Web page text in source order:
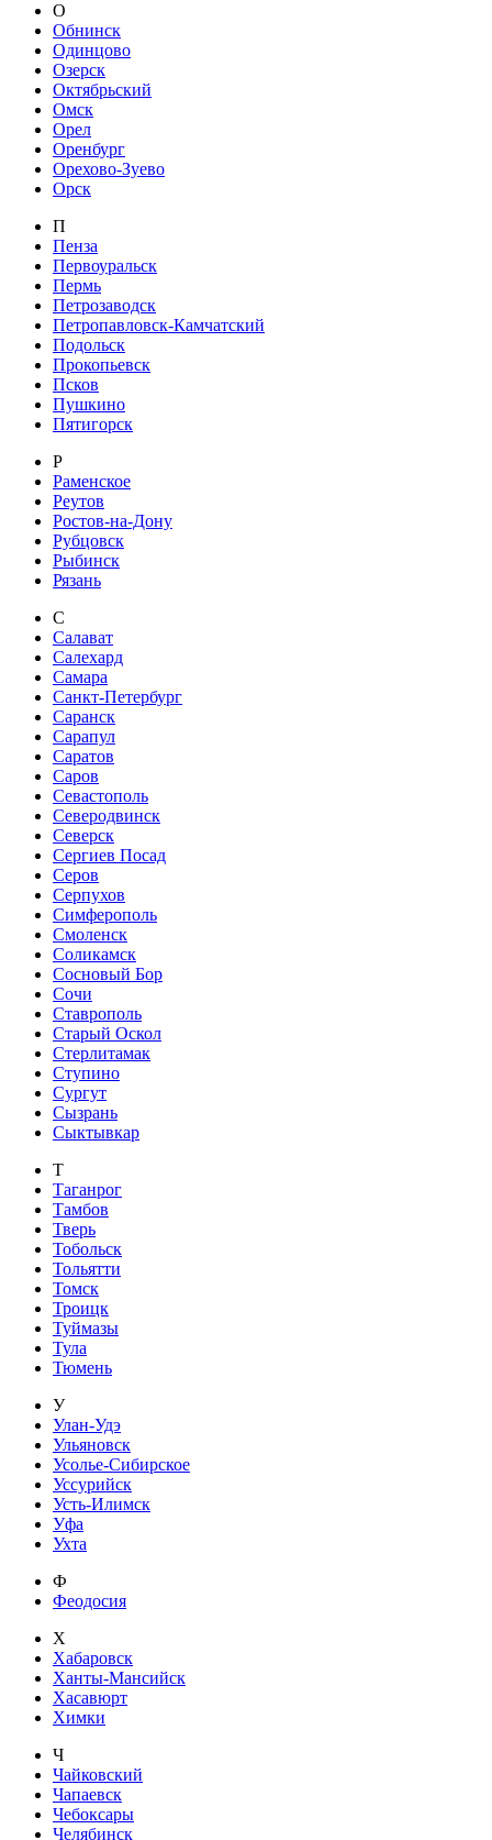
О
Обнинск
Одинцово
Озерск
Октябрьский
Омск
Орел
Оренбург
Орехово-Зуево
Орск
П
Пенза
Первоуральск
Пермь
Петрозаводск
Петропавловск-Камчатский
Подольск
Прокопьевск
Псков
Пушкино
Пятигорск
Р
Раменское
Реутов
Ростов-на-Дону
Рубцовск
Рыбинск
Рязань
С
Салават
Салехард
Самара
Санкт-Петербург
Саранск
Сарапул
Саратов
Саров
Севастополь
Северодвинск
Северск
Сергиев Посад
Серов
Серпухов
Симферополь
Смоленск
Соликамск
Сосновый Бор
Сочи
Ставрополь
Старый Оскол
Стерлитамак
Ступино
Сургут
Сызрань
Сыктывкар
Т
Таганрог
Тамбов
Тверь
Тобольск
Тольятти
Томск
Троицк
Туймазы
Тула
Тюмень
У
Улан-Удэ
Ульяновск
Усолье-Сибирское
Уссурийск
Усть-Илимск
Уфа
Ухта
Ф
Феодосия
Х
Хабаровск
Ханты-Мансийск
Хасавюрт
Химки
Ч
Чайковский
Чапаевск
Чебоксары
Челябинск